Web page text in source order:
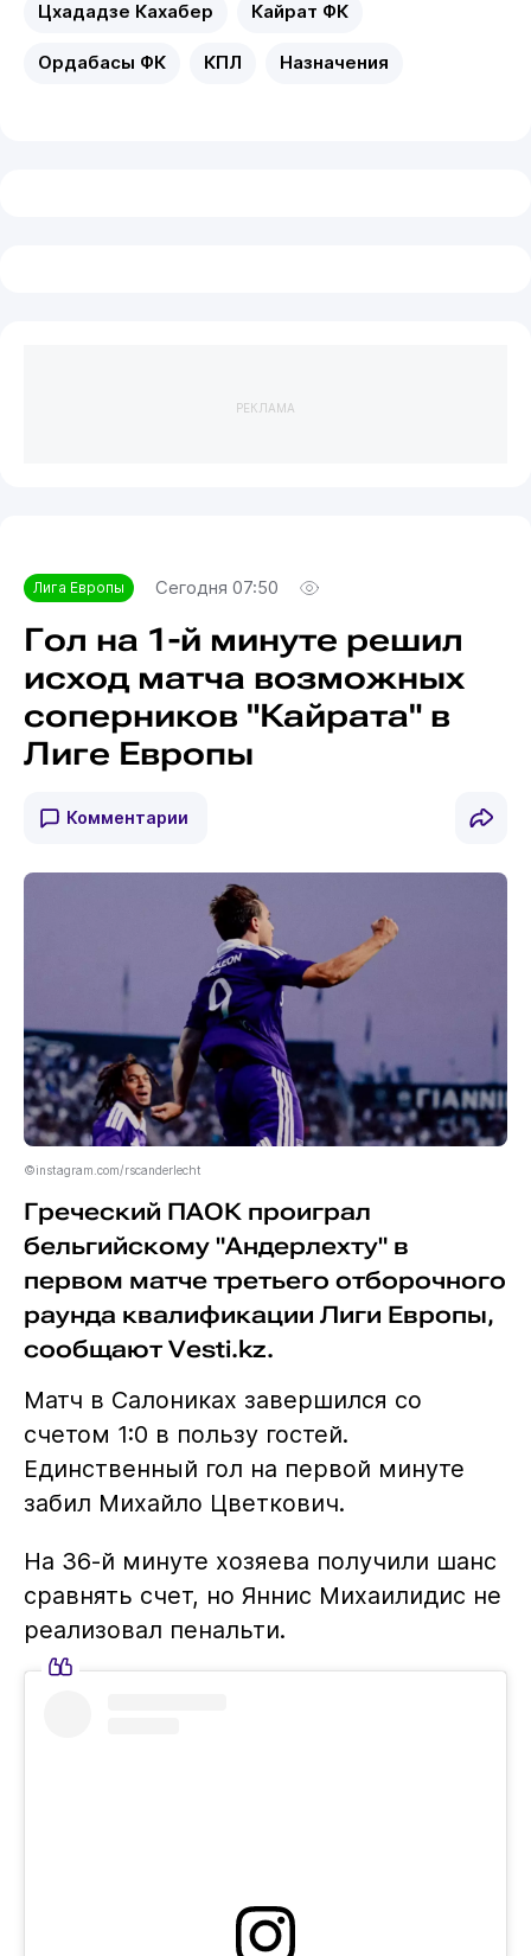
Цхададзе Кахабер Кайрат ФК
Ордабасы ФК КПЛ Назначения
РЕКЛАМА
Лига Европы Сегодня 07:50
Гол на 1-й минуте решил
исход матча возможных
соперников "Кайрата" в
Лиге Европы
Комментарии
©instagram.com/rscanderlecht
Греческий ПАОК проиграл
бельгийскому "Андерлехту" в
первом матче третьего отборочного
раунда квалификации Лиги Европы,
сообщают Vesti.kz.
Матч в Салониках завершился со
счетом 1:0 в пользу гостей.
Единственный гол на первой минуте
забил Михайло Цветкович.
На 36-й минуте хозяева получили шанс
сравнять счет, но Яннис Михаилидис не
реализовал пенальти.